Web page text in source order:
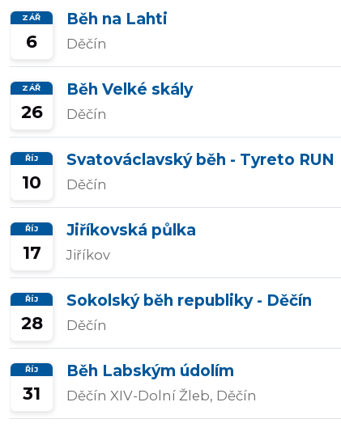
Predikce
závodního
času
Tepové
závody
ZÁŘ
6
Běh na Lahti
Děčín
ZÁŘ
26
Běh Velké skály
Děčín
ŘÍJ
10
Svatováclavský běh - Tyreto RUN
Děčín
ŘÍJ
17
Jiříkovská půlka
Jiříkov
ŘÍJ
28
Sokolský běh republiky - Děčín
Děčín
ŘÍJ
31
Běh Labským údolím
Děčín XIV-Dolní Žleb, Děčín